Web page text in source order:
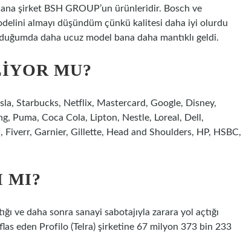
şirket BSH GROUP’un ürünleridir. Bosch ve
almayı düşündüm çünkü kalitesi daha iyi olurdu
daha ucuz model bana daha mantıklı geldi.
MU?
Starbucks, Netflix, Mastercard, Google, Disney,
Puma, Coca Cola, Lipton, Nestle, Loreal, Dell,
Garnier, Gillette, Head and Shoulders, HP, HSBC,
MI?
ve daha sonra sanayi sabotajıyla zarara yol açtığı
eden Profilo (Telra) şirketine 67 milyon 373 bin 233